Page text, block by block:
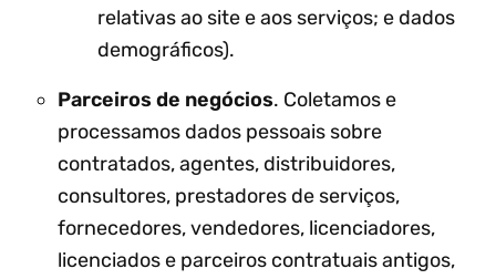
relativas ao site e aos serviços; e dados
demográficos).
Parceiros de negócios. Coletamos e
processamos dados pessoais sobre
contratados, agentes, distribuidores,
consultores, prestadores de serviços,
fornecedores, vendedores, licenciadores,
licenciados e parceiros contratuais antigos,